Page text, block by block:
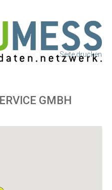
Seite drucken
GMBH